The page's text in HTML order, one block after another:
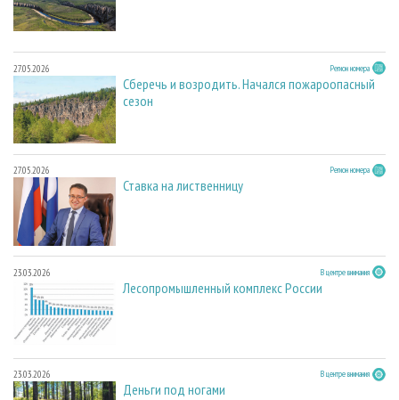
27.05.2026 Регион номера
Сберечь и возродить. Начался пожароопасный
сезон
27.05.2026 Регион номера
Ставка на лиственницу
23.03.2026 В центре внимания
Лесопромышленный комплекс России
23.03.2026 В центре внимания
Деньги под ногами